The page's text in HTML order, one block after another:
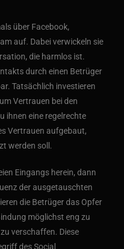
über Facebook,
auf. Dabei verwickeln sie
die harmlos ist.
durch einen Betrüger
Tatsächlich investieren
Vertrauen bei den
ihnen eine regelrechte
Vertrauen aufgebaut,
werden soll.
Eingangs herein, dann
der ausgetauschten
die Betrüger das Opfer
möglichst eng zu
verschaffen. Diese
des Social